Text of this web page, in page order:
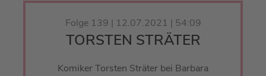
Folge 139 | 12.07.2021 | 54:09
TORSTEN STRÄTER
Komiker Torsten Sträter bei Barbara